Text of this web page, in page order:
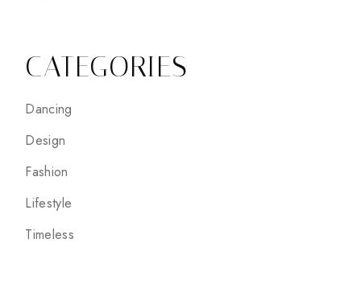
CATEGORIES
Dancing
Design
Fashion
Lifestyle
Timeless